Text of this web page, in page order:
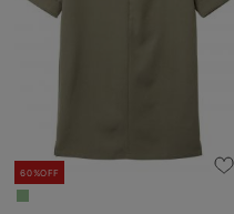
60%OFF